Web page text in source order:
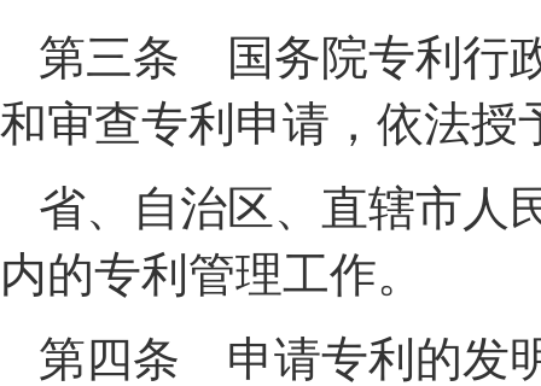
第三条 国务院专利行
和审查专利申请，依法授
省、自治区、直辖市人
内的专利管理工作。
第四条 申请专利的发